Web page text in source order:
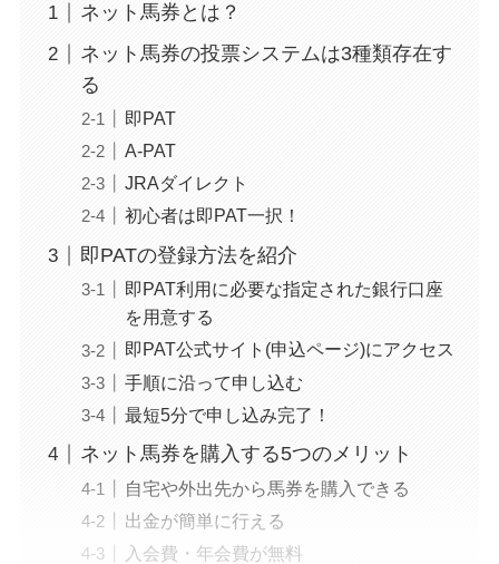
ネット馬券とは？
ネット馬券の投票システムは3種類存在す
る
即PAT
A-PAT
JRAダイレクト
初心者は即PAT一択！
即PATの登録方法を紹介
即PAT利用に必要な指定された銀行口座
を用意する
即PAT公式サイト(申込ページ)にアクセス
手順に沿って申し込む
最短5分で申し込み完了！
ネット馬券を購入する5つのメリット
自宅や外出先から馬券を購入できる
出金が簡単に行える
入会費・年会費が無料